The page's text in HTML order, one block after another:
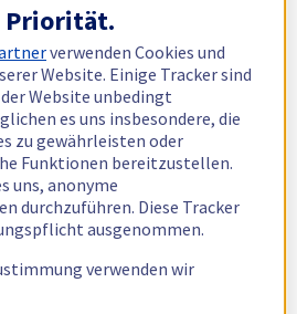
Priorität.
verwenden Cookies und
Website. Einige Tracker sind
Website unbedingt
es uns insbesondere, die
zu gewährleisten oder
Funktionen bereitzustellen.
uns, anonyme
durchzuführen. Diese Tracker
ausgenommen.
verwenden wir